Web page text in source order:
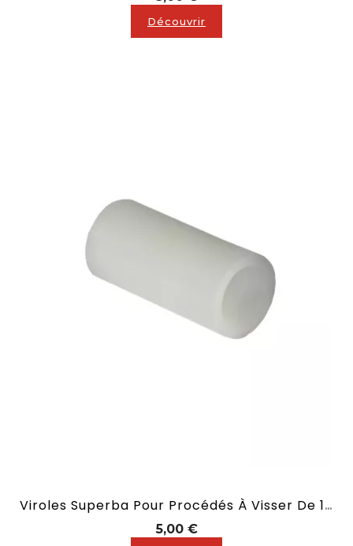
Découvrir
Viroles Superba Pour Procédés À Visser De 12 Mm
5,00 €Prix